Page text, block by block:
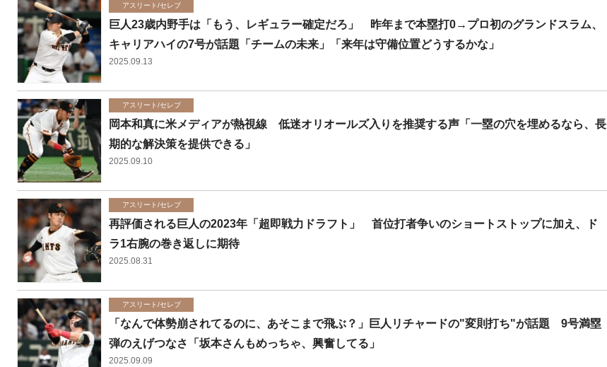
アスリート/セレブ
巨人23歳内野手は「もう、レギュラー確定だろ」 昨年まで本塁打0→プロ初のグランドスラム、
キャリアハイの7号が話題「チームの未来」「来年は守備位置どうするかな」
2025.09.13
アスリート/セレブ
岡本和真に米メディアが熱視線 低迷オリオールズ入りを推奨する声「一塁の穴を埋めるなら、長
期的な解決策を提供できる」
2025.09.10
アスリート/セレブ
再評価される巨人の2023年「超即戦力ドラフト」 首位打者争いのショートストップに加え、ド
ラ1右腕の巻き返しに期待
2025.08.31
アスリート/セレブ
「なんで体勢崩されてるのに、あそこまで飛ぶ？」巨人リチャードの"変則打ち"が話題 9号満塁
弾のえげつなさ「坂本さんもめっちゃ、興奮してる」
2025.09.09